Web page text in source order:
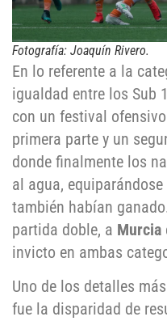
Fotografía: Joaquín Rivero.
En lo referente a la
igualdad entre los Sub
con un festival
primera parte y un
donde finalmente los
al agua,
también habían
partida doble, a Murcia
invicto en ambas
Uno de los detalles
fue la disparidad de